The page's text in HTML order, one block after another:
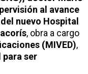
al avance
nuevo Hospital
, obra a cargo
(MIVED),
para ser